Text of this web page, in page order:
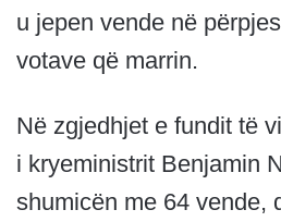
u jepen vende në
votave që marrin.
Në zgjedhjet e fundit të
i kryeministrit Benjamin
shumicën me 64 vende,